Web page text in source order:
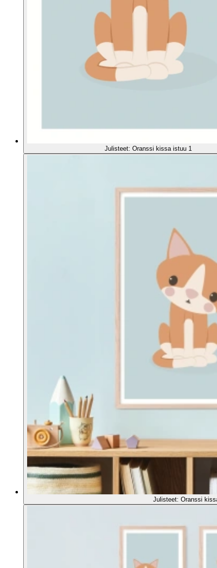
Julisteet: Oranssi kissa istuu 1
Julisteet: Oranssi